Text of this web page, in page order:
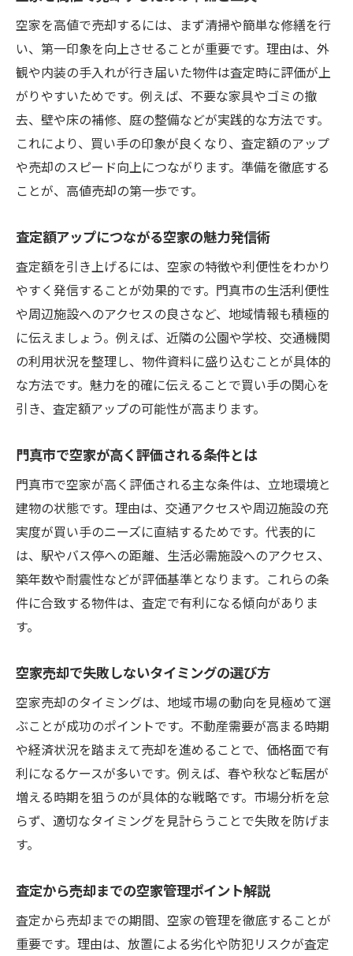
空家を高値で売却するには、まず清掃や簡単な修繕を行
い、第一印象を向上させることが重要です。理由は、外
観や内装の手入れが行き届いた物件は査定時に評価が上
がりやすいためです。例えば、不要な家具やゴミの撤
去、壁や床の補修、庭の整備などが実践的な方法です。
これにより、買い手の印象が良くなり、査定額のアップ
や売却のスピード向上につながります。準備を徹底する
ことが、高値売却の第一歩です。
査定額アップにつながる空家の魅力発信術
査定額を引き上げるには、空家の特徴や利便性をわかり
やすく発信することが効果的です。門真市の生活利便性
や周辺施設へのアクセスの良さなど、地域情報も積極的
に伝えましょう。例えば、近隣の公園や学校、交通機関
の利用状況を整理し、物件資料に盛り込むことが具体的
な方法です。魅力を的確に伝えることで買い手の関心を
引き、査定額アップの可能性が高まります。
門真市で空家が高く評価される条件とは
門真市で空家が高く評価される主な条件は、立地環境と
建物の状態です。理由は、交通アクセスや周辺施設の充
実度が買い手のニーズに直結するためです。代表的に
は、駅やバス停への距離、生活必需施設へのアクセス、
築年数や耐震性などが評価基準となります。これらの条
件に合致する物件は、査定で有利になる傾向がありま
す。
空家売却で失敗しないタイミングの選び方
空家売却のタイミングは、地域市場の動向を見極めて選
ぶことが成功のポイントです。不動産需要が高まる時期
や経済状況を踏まえて売却を進めることで、価格面で有
利になるケースが多いです。例えば、春や秋など転居が
増える時期を狙うのが具体的な戦略です。市場分析を怠
らず、適切なタイミングを見計らうことで失敗を防げま
す。
査定から売却までの空家管理ポイント解説
査定から売却までの期間、空家の管理を徹底することが
重要です。理由は、放置による劣化や防犯リスクが査定